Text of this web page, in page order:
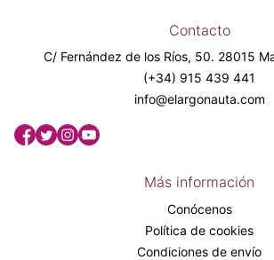
Contacto
C/ Fernández de los Ríos, 50. 28015
(+34) 915 439 441
info@elargonauta.com
Más información
Conócenos
Política de cookies
Condiciones de envío